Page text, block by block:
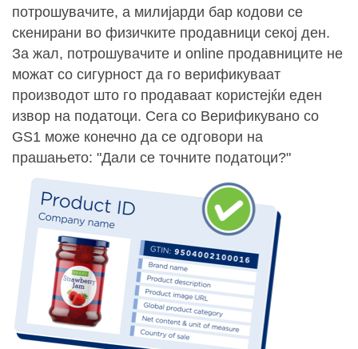
потрошувачите, а милијарди бар кодови се
скенирани во физичките продавници секој ден.
За жал, потрошувачите и online продавниците не
можат со сигурност да го верификуваат
производот што го продаваат користејќи еден
извор на податоци. Сега со Верификувано со
GS1 може конечно да се одговори на
прашањето: "Дали се точните податоци?"